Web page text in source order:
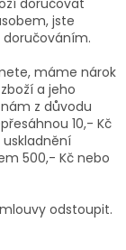
doručovat
jste
máme nárok
a jeho
z důvodu
10,- Kč
uskladnění
500,- Kč nebo
odstoupit.